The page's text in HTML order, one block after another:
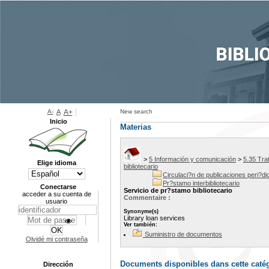
New search
Materias
> 5 Información y comunicación > 5.35
bibliotecario
Circulaci?n de publicaciones
Pr?stamo interbibliotecario
Servicio de pr?stamo bibliotecario
Commentaire :
Synonyme(s)
Library loan services
Ver también:
Suministro de documentos
Documents disponibles dans cette
A- A A+
Inicio
Elige idioma
Conectarse
acceder a su cuenta de
usuario
Olvidé mi contraseña
Dirección